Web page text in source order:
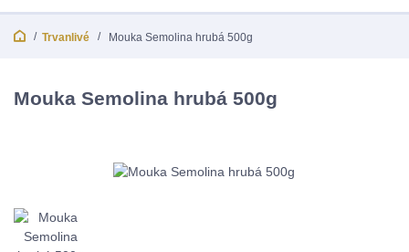
Trvanlivé Mouka Semolina hrubá 500g
Mouka Semolina hrubá 500g